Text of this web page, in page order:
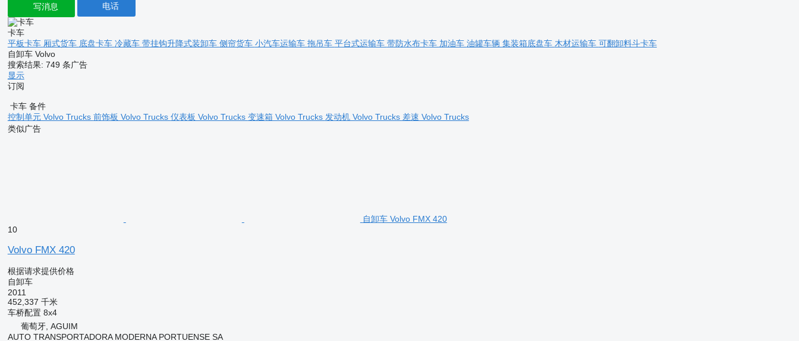
写消息
电话
卡车
平板卡车 厢式货车 底盘卡车 冷藏车 带挂钩升降式装卸车 侧帘货车 小汽车运输车 拖吊车 平台式运输车 带防水布卡车 加油车 油罐车辆 集装箱底盘车 木材运输车 可翻卸料斗卡车
自卸车 Volvo
搜索结果: 749 条广告
显示
订阅
卡车 备件
控制单元 Volvo Trucks 前饰板 Volvo Trucks 仪表板 Volvo Trucks 变速箱 Volvo Trucks 发动机 Volvo Trucks 差速 Volvo Trucks
类似广告
自卸车 Volvo FMX 420
10
Volvo FMX 420
根据请求提供价格
自卸车
2011
452,337 千米
车桥配置 8x4
葡萄牙, AGUIM
AUTO TRANSPORTADORA MODERNA PORTUENSE SA